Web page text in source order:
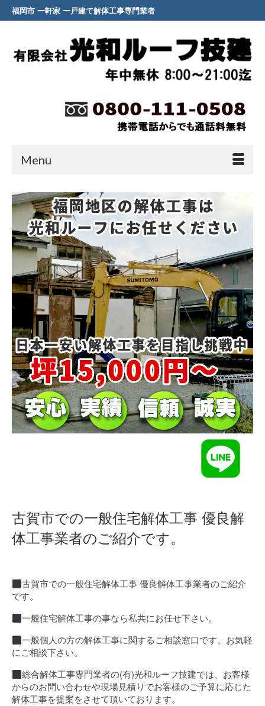
福岡市 一軒家 一戸建て解体工事専門業者
Menu
古賀市での一般住宅解体工事 優良解
体工事業者のご紹介です。
古賀市での一般住宅解体工事 優良解体工事業者のご紹介
です。
一般住宅解体工事の事なら私共にお任せ下さい。
一般個人の方の解体工事に関するご相談窓口です。お気軽
にご相談下さい。
総合解体工事専門業者の(有)光和ルーフ技建では、お客様
からのお問い合わせや現場見積りでお客様のご予算に応じた
解体工事を提案をさせて頂いております。